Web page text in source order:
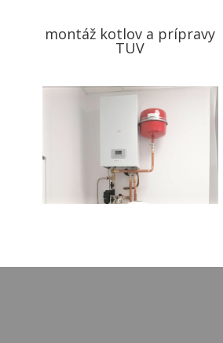
montáž kotlov a prípravy
TUV